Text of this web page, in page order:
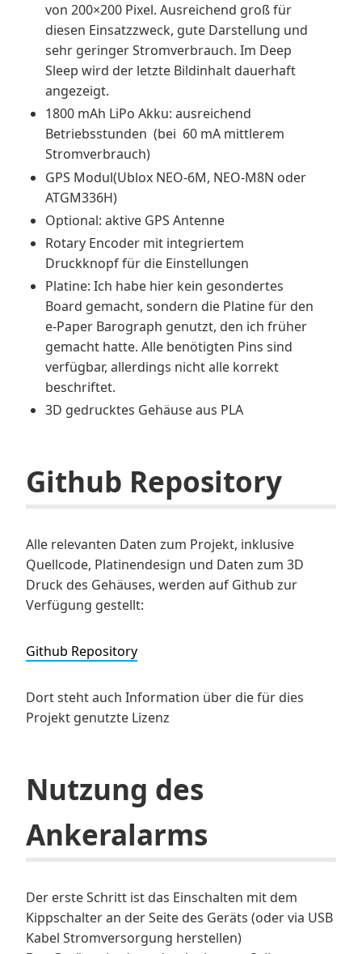
von 200×200 Pixel. Ausreichend groß für
diesen Einsatzzweck, gute Darstellung und
sehr geringer Stromverbrauch. Im Deep
Sleep wird der letzte Bildinhalt dauerhaft
angezeigt.
1800 mAh LiPo Akku: ausreichend
Betriebsstunden (bei 60 mA mittlerem
Stromverbrauch)
GPS Modul(Ublox NEO-6M, NEO-M8N oder
ATGM336H)
Optional: aktive GPS Antenne
Rotary Encoder mit integriertem
Druckknopf für die Einstellungen
Platine: Ich habe hier kein gesondertes
Board gemacht, sondern die Platine für den
e-Paper Barograph genutzt, den ich früher
gemacht hatte. Alle benötigten Pins sind
verfügbar, allerdings nicht alle korrekt
beschriftet.
3D gedrucktes Gehäuse aus PLA
Github Repository
Alle relevanten Daten zum Projekt, inklusive
Quellcode, Platinendesign und Daten zum 3D
Druck des Gehäuses, werden auf Github zur
Verfügung gestellt:
Github Repository
Dort steht auch Information über die für dies
Projekt genutzte Lizenz
Nutzung des
Ankeralarms
Der erste Schritt ist das Einschalten mit dem
Kippschalter an der Seite des Geräts (oder via USB
Kabel Stromversorgung herstellen)